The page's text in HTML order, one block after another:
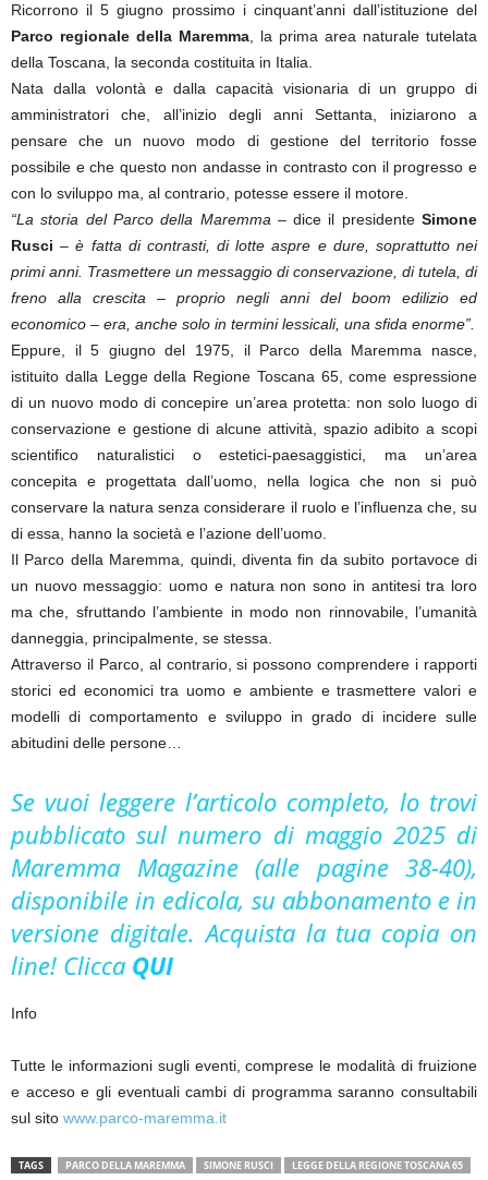
Ricorrono il 5 giugno prossimo i cinquant’anni dall’istituzione del
Parco regionale della Maremma, la prima area naturale tutelata
della Toscana, la seconda costituita in Italia.
Nata dalla volontà e dalla capacità visionaria di un gruppo di
amministratori che, all’inizio degli anni Settanta, iniziarono a
pensare che un nuovo modo di gestione del territorio fosse
possibile e che questo non andasse in contrasto con il progresso e
con lo sviluppo ma, al contrario, potesse essere il motore.
“La storia del Parco della Maremma– dice il presidente Simone
Rusci –è fatta di contrasti, di lotte aspre e dure, soprattutto nei
primi anni. Trasmettere un messaggio di conservazione, di tutela, di
freno alla crescita – proprio negli anni del boom edilizio ed
economico – era, anche solo in termini lessicali, una sfida enorme”.
Eppure, il 5 giugno del 1975, il Parco della Maremma nasce,
istituito dalla Legge della Regione Toscana 65, come espressione
di un nuovo modo di concepire un’area protetta: non solo luogo di
conservazione e gestione di alcune attività, spazio adibito a scopi
scientifico naturalistici o estetici-paesaggistici, ma un’area
concepita e progettata dall’uomo, nella logica che non si può
conservare la natura senza considerare il ruolo e l’influenza che, su
di essa, hanno la società e l’azione dell’uomo.
Il Parco della Maremma, quindi, diventa fin da subito portavoce di
un nuovo messaggio: uomo e natura non sono in antitesi tra loro
ma che, sfruttando l’ambiente in modo non rinnovabile, l’umanità
danneggia, principalmente, se stessa.
Attraverso il Parco, al contrario, si possono comprendere i rapporti
storici ed economici tra uomo e ambiente e trasmettere valori e
modelli di comportamento e sviluppo in grado di incidere sulle
abitudini delle persone…
Se vuoi leggere l’articolo completo, lo trovi
pubblicato sul numero di maggio 2025 di
Maremma Magazine (alle pagine 38-40),
disponibile in edicola, su abbonamento e in
versione digitale. Acquista la tua copia on
line! Clicca QUI
Info
Tutte le informazioni sugli eventi, comprese le modalità di fruizione
e acceso e gli eventuali cambi di programma saranno consultabili
sul sito www.parco-maremma.it
TAGS PARCO DELLA MAREMMA SIMONE RUSCI LEGGE DELLA REGIONE TOSCANA 65